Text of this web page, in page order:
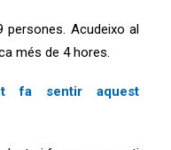
persones. Acudeixo al
més de 4 hores.
fa sentir aquest